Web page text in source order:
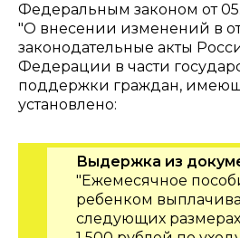
Федеральным законом от
"О внесении изменений в
законодательные акты
Федерации в части
поддержки граждан,
установлено:
Выдержка из
"Ежемесячное
ребенком
следующих